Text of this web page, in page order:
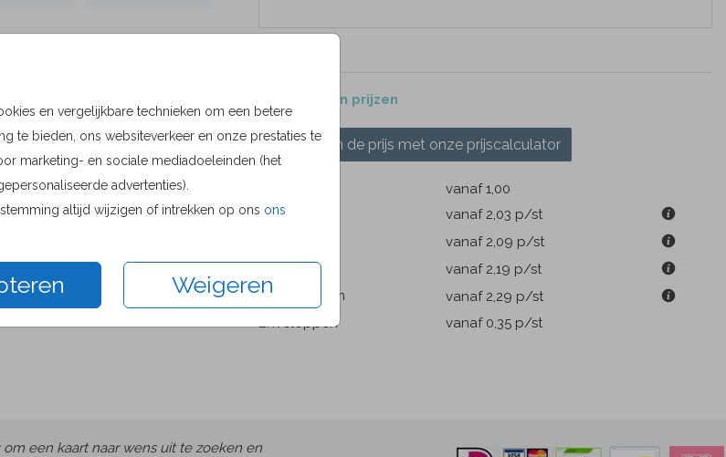
en vergelijkbare technieken om een betere
te bieden, ons websiteverkeer en onze prestaties te
marketing- en sociale mediadoeleinden (het
advertenties).
altijd wijzigen of intrekken op ons ons
Weigeren
Formaten en prijzen
Bereken de prijs met onze prijscalculator
vanaf 1,00
8.6 × 12.9 cm
vanaf 2,03 p/st
vanaf 2,09 p/st
11.4 × 17.1 cm
vanaf 2,19 p/st
14.4 × 21.6 cm
vanaf 2,29 p/st
Enveloppen
vanaf 0,35 p/st
een kaart naar wens uit te zoeken en